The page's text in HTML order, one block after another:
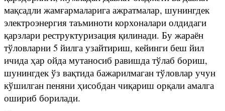
мақсадли жамғармаларига ажратмалар, шунингдек
электроэнергия таъминоти корхоналари олдидаги
қарзлари реструктуризация қилинади. Бу жараён
тўловларни 5 йилга узайтириш, кейинги беш йил
ичида ҳар ойда мутаносиб равишда тўлаб бориш,
шунингдек ўз вақтида бажарилмаган тўловлар учун
кўшилган пеняни ҳисобдан чиқариш орқали амалга
ошириб борилади.